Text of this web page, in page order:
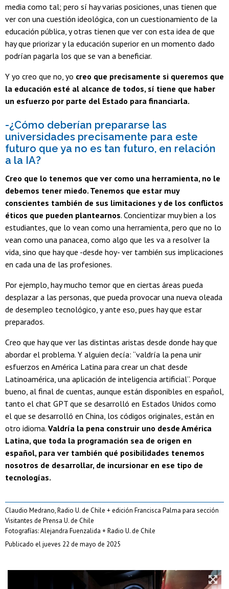
media como tal; pero sí hay varias posiciones, unas tienen que
ver con una cuestión ideológica, con un cuestionamiento de la
educación pública, y otras tienen que ver con esta idea de que
hay que priorizar y la educación superior en un momento dado
podrían pagarla los que se van a beneficiar.
Y yo creo que no, yo creo que precisamente si queremos que
la educación esté al alcance de todos, sí tiene que haber
un esfuerzo por parte del Estado para financiarla.
-¿Cómo deberían prepararse las
universidades precisamente para este
futuro que ya no es tan futuro, en relación
a la IA?
Creo que lo tenemos que ver como una herramienta, no le
debemos tener miedo. Tenemos que estar muy
conscientes también de sus limitaciones y de los conflictos
éticos que pueden plantearnos. Concientizar muy bien a los
estudiantes, que lo vean como una herramienta, pero que no lo
vean como una panacea, como algo que les va a resolver la
vida, sino que hay que -desde hoy- ver también sus implicaciones
en cada una de las profesiones.
Por ejemplo, hay mucho temor que en ciertas áreas pueda
desplazar a las personas, que pueda provocar una nueva oleada
de desempleo tecnológico, y ante eso, pues hay que estar
preparados.
Creo que hay que ver las distintas aristas desde donde hay que
abordar el problema. Y alguien decía: “valdría la pena unir
esfuerzos en América Latina para crear un chat desde
Latinoamérica, una aplicación de inteligencia artificial”. Porque
bueno, al final de cuentas, aunque están disponibles en español,
tanto el chat GPT que se desarrolló en Estados Unidos como
el que se desarrolló en China, los códigos originales, están en
otro idioma. Valdría la pena construir uno desde América
Latina, que toda la programación sea de origen en
español, para ver también qué posibilidades tenemos
nosotros de desarrollar, de incursionar en ese tipo de
tecnologías.
Claudio Medrano, Radio U. de Chile + edición Francisca Palma para sección
Visitantes de Prensa U. de Chile
Fotografías: Alejandra Fuenzalida + Radio U. de Chile
Publicado el jueves 22 de mayo de 2025